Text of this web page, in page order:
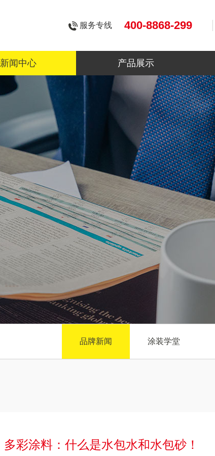
服务专线 400-8868-299
新闻中心 产品展示
品牌新闻 涂装学堂
多彩涂料：什么是水包水和水包砂！